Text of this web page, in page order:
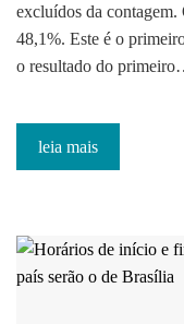
excluídos da
48,1%. Este é o
o resultado do
leia mais